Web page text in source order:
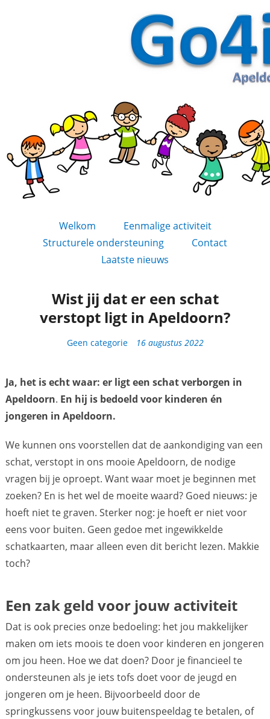
Welkom
Eenmalige activiteit
Structurele ondersteuning
Contact
Laatste nieuws
Wist jij dat er een schat
verstopt ligt in Apeldoorn?
Categorieën
Geen categorie 16 augustus 2022
Ja, het is echt waar: er ligt een schat verborgen in
Apeldoorn. En hij is bedoeld voor kinderen én
jongeren in Apeldoorn.
We kunnen ons voorstellen dat de aankondiging van een
schat, verstopt in ons mooie Apeldoorn, de nodige
vragen bij je oproept. Want waar moet je beginnen met
zoeken? En is het wel de moeite waard? Goed nieuws: je
hoeft niet te graven. Sterker nog: je hoeft er niet voor
eens voor buiten. Geen gedoe met ingewikkelde
schatkaarten, maar alleen even dit bericht lezen. Makkie
toch?
Een zak geld voor jouw activiteit
Dat is ook precies onze bedoeling: het jou makkelijker
maken om iets moois te doen voor kinderen en jongeren
om jou heen. Hoe we dat doen? Door je financieel te
ondersteunen als je iets tofs doet voor de jeugd en
jongeren om je heen. Bijvoorbeeld door de
springkussens voor jouw buitenspeeldag te betalen, of